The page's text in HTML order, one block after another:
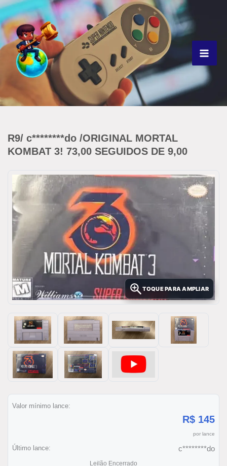
Ir
para
o
conteúdo
R9/ c********do /ORIGINAL MORTAL
KOMBAT 3! 73,00 SEGUIDOS DE 9,00
TOQUE PARA AMPLIAR
Valor mínimo lance:
R$ 145
por lance
Último lance: c********do
Leilão Encerrado